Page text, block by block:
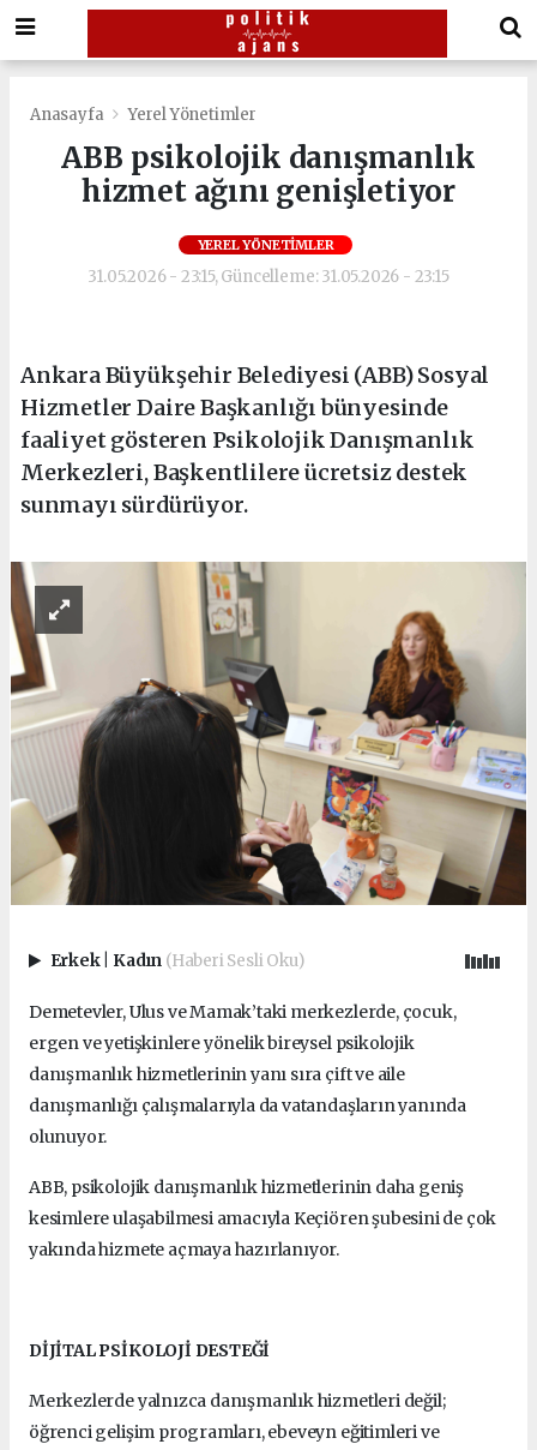
Anasayfa Yerel Yönetimler
ABB psikolojik danışmanlık
hizmet ağını genişletiyor
YEREL YÖNETIMLER
31.05.2026 - 23:15, Güncelleme: 31.05.2026 - 23:15
Ankara Büyükşehir Belediyesi (ABB) Sosyal
Hizmetler Daire Başkanlığı bünyesinde
faaliyet gösteren Psikolojik Danışmanlık
Merkezleri, Başkentlilere ücretsiz destek
sunmayı sürdürüyor.
Erkek Kadın (Haberi Sesli Oku)
Demetevler, Ulus ve Mamak’taki merkezlerde, çocuk,
ergen ve yetişkinlere yönelik bireysel psikolojik
danışmanlık hizmetlerinin yanı sıra çift ve aile
danışmanlığı çalışmalarıyla da vatandaşların yanında
olunuyor.
ABB, psikolojik danışmanlık hizmetlerinin daha geniş
kesimlere ulaşabilmesi amacıyla Keçiören şubesini de çok
yakında hizmete açmaya hazırlanıyor.
DİJİTAL PSİKOLOJİ DESTEĞİ
Merkezlerde yalnızca danışmanlık hizmetleri değil;
öğrenci gelişim programları, ebeveyn eğitimleri ve